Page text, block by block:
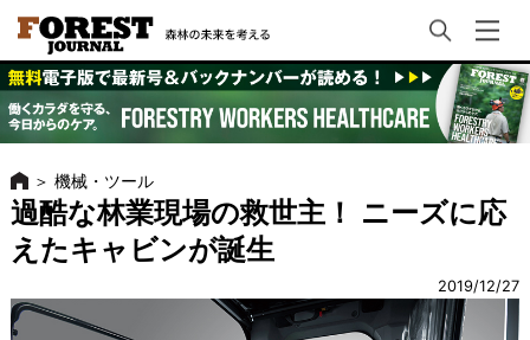
＞ 機械・ツール
過酷な林業現場の救世主！ ニーズに応
えたキャビンが誕生
2019/12/27